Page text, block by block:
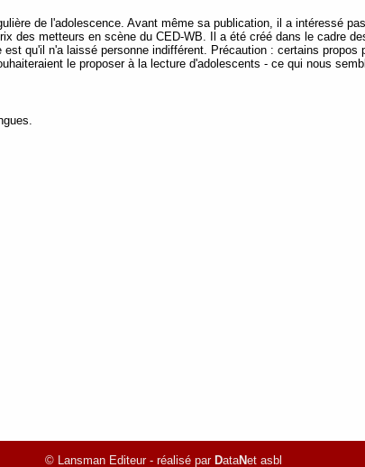
de l'adolescence. Avant même sa publication, il a intéressé
des metteurs en scène du CED-WB. Il a été créé dans le cadre
est qu'il n'a laissé personne indifférent. Précaution : certains propos
le proposer à la lecture d'adolescents - ce qui nous
© Lansman Editeur - réalisé par DataNet asbl